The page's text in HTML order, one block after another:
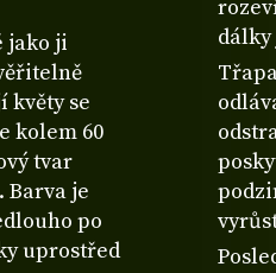
jako ji
květy se
kolem 60
tvar
je
po
uprostřed